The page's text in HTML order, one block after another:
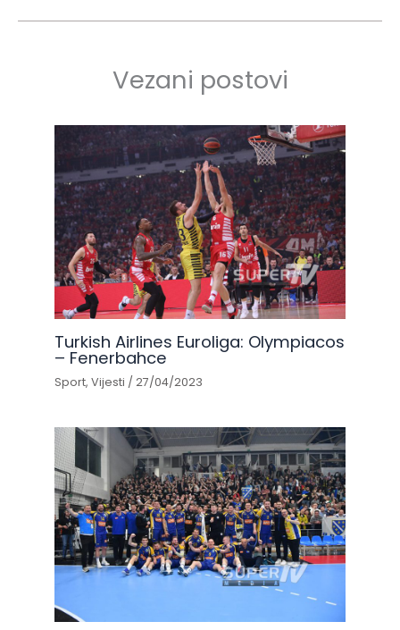
Vezani postovi
Turkish Airlines Euroliga: Olympiacos
– Fenerbahce
Sport,Vijesti /27/04/2023